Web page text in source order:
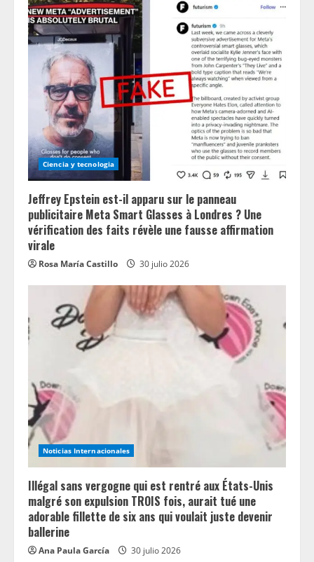
Ciencia y tecnologia
Jeffrey Epstein est-il apparu sur le panneau
publicitaire Meta Smart Glasses à Londres ? Une
vérification des faits révèle une fausse affirmation
virale
Rosa María Castillo 30 julio 2026
Noticias Internacionales
Illégal sans vergogne qui est rentré aux États-Unis
malgré son expulsion TROIS fois, aurait tué une
adorable fillette de six ans qui voulait juste devenir
ballerine
Ana Paula García 30 julio 2026